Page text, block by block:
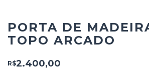
PORTA DE
TOPO ARCADO
R$2.400,00